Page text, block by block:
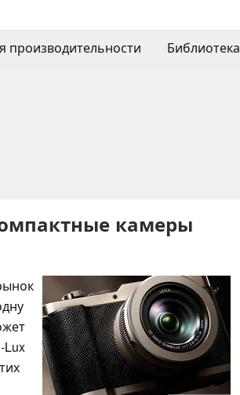
производительности Библиотека
камеры
Lux